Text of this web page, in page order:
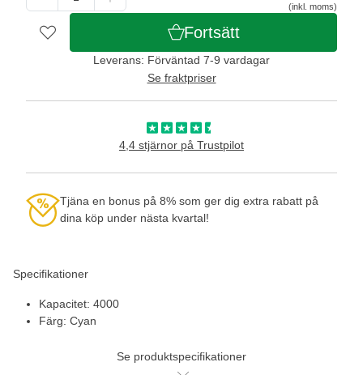
Specifikationer
Kapacitet: 4000
Färg: Cyan
Se produktspecifikationer
(inkl. moms)
Fortsätt
Leverans: Förväntad 7-9 vardagar
Se fraktpriser
4,4 stjärnor på Trustpilot
Tjäna en bonus på 8% som ger dig extra rabatt på
dina köp under nästa kvartal!